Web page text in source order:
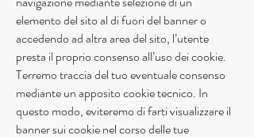
elemento del sito al di fuori del banner o
accedendo ad altra area del sito, l’utente
presta il proprio consenso all’uso dei cookie.
Terremo traccia del tuo eventuale consenso
mediante un apposito cookie tecnico. In
questo modo, eviteremo di farti visualizzare il
banner sui cookie nel corso delle tue